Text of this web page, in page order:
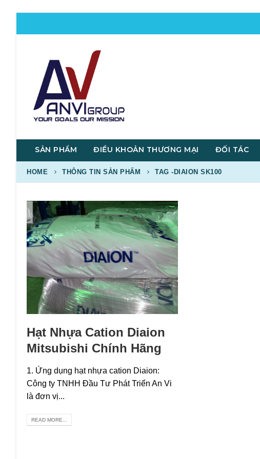
SẢN PHẨM ĐIỀU KHOẢN THƯƠNG MẠI ĐỐI TÁC
HOME THÔNG TIN SẢN PHẨM TAG -DIAION SK100
Hạt Nhựa Cation Diaion
Mitsubishi Chính Hãng
1. Ứng dụng hạt nhựa cation Diaion:
Công ty TNHH Đầu Tư Phát Triển An Vi
là đơn vị...
READ MORE...